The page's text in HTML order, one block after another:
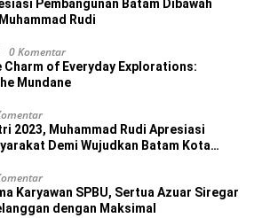
Pembangunan Batam Dibawah
Rudi
0 Komentar
Charm of Everyday Explorations:
Mundane
2023, Muhammad Rudi Apresiasi
Demi Wujudkan Batam Kota
Karyawan SPBU, Sertua Azuar Siregar
dengan Maksimal